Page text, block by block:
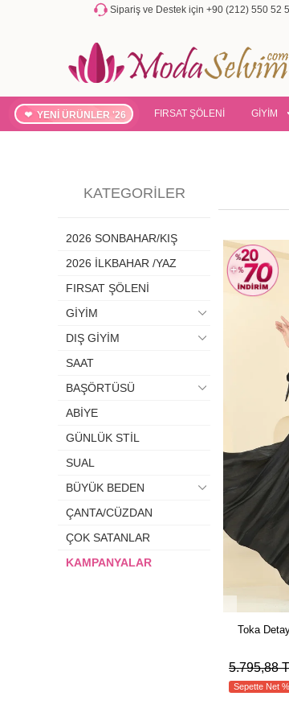
Sipariş ve Destek için +90 (212) 550 52
YENİ ÜRÜNLER '26 FIRSAT ŞÖLENİ GİYİM
KATEGORILER
2026 SONBAHAR/KIŞ
2026 İLKBAHAR /YAZ
FIRSAT ŞÖLENİ
GİYİM
DIŞ GİYİM
SAAT
BAŞÖRTÜSÜ
ABİYE
GÜNLÜK STİL
SUAL
BÜYÜK BEDEN
ÇANTA/CÜZDAN
ÇOK SATANLAR
KAMPANYALAR
Toka
5.795,88
Sepette Net